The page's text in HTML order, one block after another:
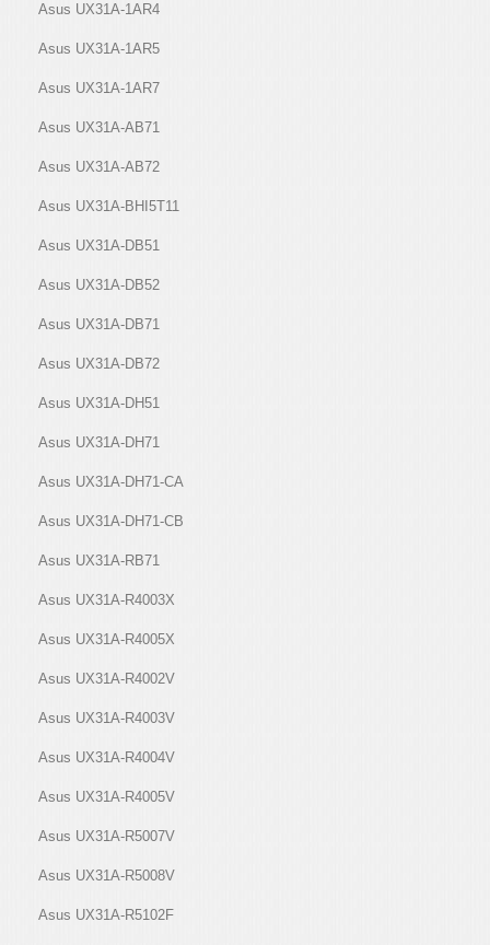
Asus UX31A-1AR4
Asus UX31A-1AR5
Asus UX31A-1AR7
Asus UX31A-AB71
Asus UX31A-AB72
Asus UX31A-BHI5T11
Asus UX31A-DB51
Asus UX31A-DB52
Asus UX31A-DB71
Asus UX31A-DB72
Asus UX31A-DH51
Asus UX31A-DH71
Asus UX31A-DH71-CA
Asus UX31A-DH71-CB
Asus UX31A-RB71
Asus UX31A-R4003X
Asus UX31A-R4005X
Asus UX31A-R4002V
Asus UX31A-R4003V
Asus UX31A-R4004V
Asus UX31A-R4005V
Asus UX31A-R5007V
Asus UX31A-R5008V
Asus UX31A-R5102F